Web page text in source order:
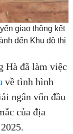
giao thông kết
đến Khu đô thị
Hà đã làm việc
về tình hình
ngân vốn đầu
của địa